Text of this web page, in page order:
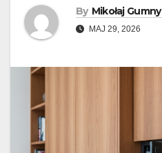
By Mikołaj Gumny
MAJ 29, 2026